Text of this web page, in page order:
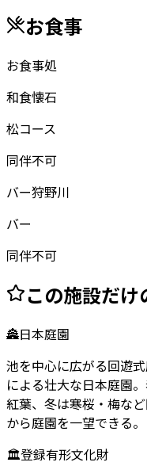
お食事
お食事処
和食懐石
松コース
同伴不可
バー狩野川
バー
同伴不可
この施設だ
🏯日本庭園
池を中心に広がる回遊
による壮大な日本庭園
紅葉、冬は寒桜・梅な
から庭園を一望できる。
🏛️登録有形文化財